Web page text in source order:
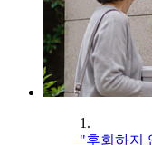
1.
"후회하지